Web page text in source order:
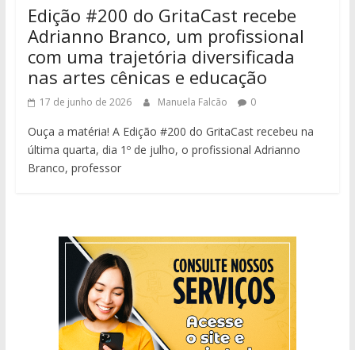
Edição #200 do GritaCast recebe
Adrianno Branco, um profissional
com uma trajetória diversificada
nas artes cênicas e educação
17 de junho de 2026 Manuela Falcão 0
Ouça a matéria! A Edição #200 do GritaCast recebeu na
última quarta, dia 1º de julho, o profissional Adrianno
Branco, professor